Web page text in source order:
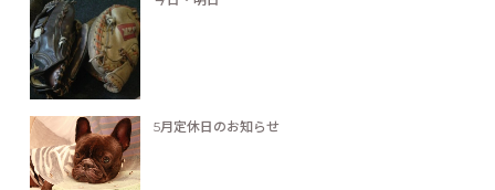
5月定休日のお知らせ